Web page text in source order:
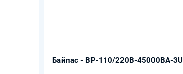
Байпас - BP-110/220B-45000BA-3U